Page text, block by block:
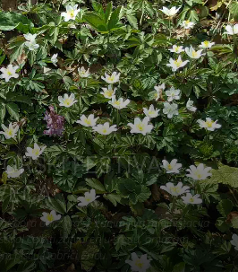
FESTIVAL
održava se zanimljiva minifestacija
će biti zatvoren u sredu, omažom
piscu Dobrici Eriću.